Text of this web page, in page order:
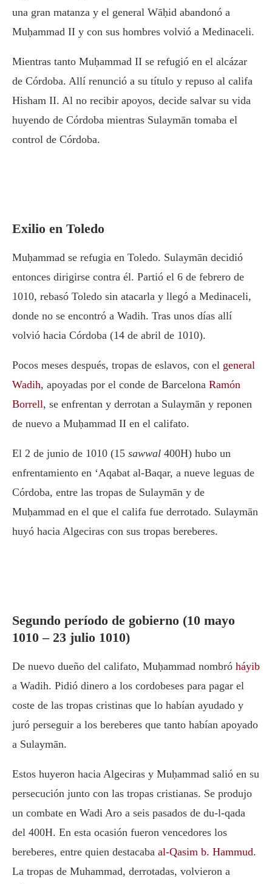
una gran matanza y el general Wāḥid abandonó a
Muḥammad II y con sus hombres volvió a Medinaceli.
Mientras tanto Muḥammad II se refugió en el alcázar
de Córdoba. Allí renunció a su título y repuso al califa
Hisham II. Al no recibir apoyos, decide salvar su vida
huyendo de Córdoba mientras Sulaymān tomaba el
control de Córdoba.
Exilio en Toledo
Muḥammad se refugia en Toledo. Sulaymān decidió
entonces dirigirse contra él. Partió el 6 de febrero de
1010, rebasó Toledo sin atacarla y llegó a Medinaceli,
donde no se encontró a Wadih. Tras unos días allí
volvió hacia Córdoba (14 de abril de 1010).
Pocos meses después, tropas de eslavos, con el general
Wadih, apoyadas por el conde de Barcelona Ramón
Borrell, se enfrentan y derrotan a Sulaymān y reponen
de nuevo a Muḥammad II en el califato.
El 2 de junio de 1010 (15 sawwal 400H) hubo un
enfrentamiento en ‘Aqabat al-Baqar, a nueve leguas de
Córdoba, entre las tropas de Sulaymān y de
Muḥammad en el que el califa fue derrotado. Sulaymān
huyó hacia Algeciras con sus tropas bereberes.
Segundo período de gobierno (10 mayo
1010 – 23 julio 1010)
De nuevo dueño del califato, Muḥammad nombró háyib
a Wadih. Pidió dinero a los cordobeses para pagar el
coste de las tropas cristinas que lo habían ayudado y
juró perseguir a los bereberes que tanto habían apoyado
a Sulaymān.
Estos huyeron hacia Algeciras y Muḥammad salió en su
persecución junto con las tropas cristianas. Se produjo
un combate en Wadi Aro a seis pasados de du-l-qada
del 400H. En esta ocasión fueron vencedores los
bereberes, entre quien destacaba al-Qasim b. Hammud.
La tropas de Muhammad, derrotadas, volvieron a